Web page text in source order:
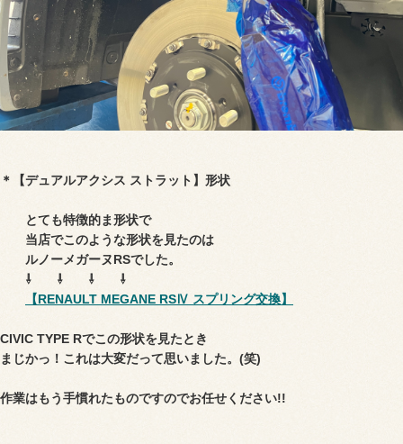
＊【デュアルアクシス ストラット】形状
とても特徴的ま形状で
当店でこのような形状を見たのは
ルノーメガーヌRSでした。
⇩ ⇩ ⇩ ⇩
【RENAULT MEGANE RSⅣ スプリング交換】
CIVIC TYPE Rでこの形状を見たとき
まじかっ！これは大変だって思いました。(笑)
作業はもう手慣れたものですのでお任せください!!